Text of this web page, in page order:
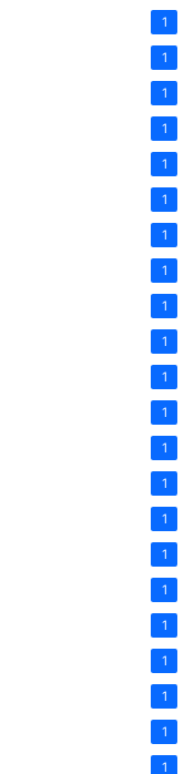
1
1
1
1
1
1
1
1
1
1
1
1
1
1
1
1
1
1
1
1
1
1